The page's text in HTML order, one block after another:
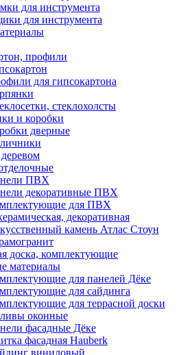
для инструмента
для инструмента
профили
для гипсокартона
стеклохолсты
и коробки
дверные
ПВХ
декоративные ПВХ
для ПВХ
декоративная
камень Атлас Стоун
доска, комплектующие
материалы
для панелей Дёке
для сайдинга
для террасной доски
оконные
фасадные Дёке
фасадная Hauberk
виниловый